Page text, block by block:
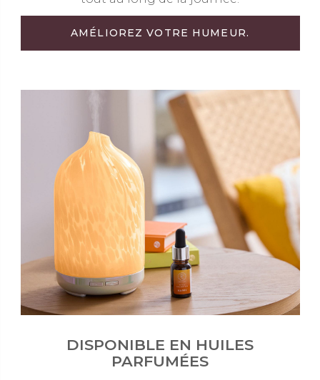
AMÉLIOREZ VOTRE HUMEUR.
DISPONIBLE EN HUILES
PARFUMÉES